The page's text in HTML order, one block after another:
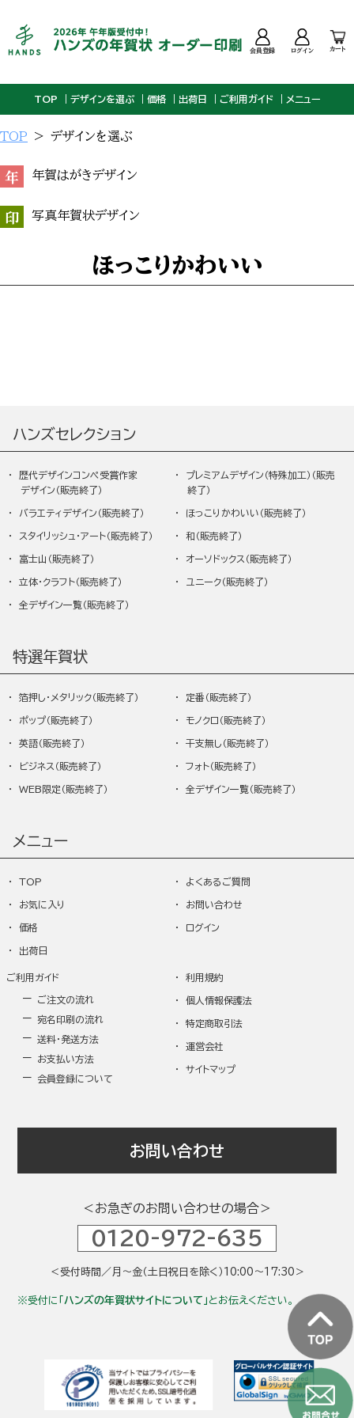
会員登録 ログイン カート
TOP デザインを選ぶ 価格 出荷日 ご利用ガイド メニュー
TOP デザインを選ぶ
年 年賀はがきデザイン
印 写真年賀状デザイン
ほっこりかわいい
ハンズセレクション
歴代デザインコンペ受賞作家
デザイン
プレミアムデザイン（特殊加工）
バラエティデザイン ほっこりかわいい
スタイリッシュ・アート 和
富士山 オーソドックス
立体・クラフト ユニーク
全デザイン一覧
特選年賀状
箔押し・メタリック 定番
ポップ モノクロ
英語 干支無し
ビジネス フォト
WEB限定 全デザイン一覧
メニュー
TOP よくあるご質問
お気に入り お問い合わせ
価格 ログイン
出荷日
ご利用ガイド
ご注文の流れ
宛名印刷の流れ
送料・発送方法
お支払い方法
会員登録について
利用規約
個人情報保護法
特定商取引法
運営会社
サイトマップ
お問い合わせ
＜お急ぎのお問い合わせの場合＞
0120-972-635
＜受付時間／月～金（土日祝日を除く）10:00～17:30＞
受付に 「ハンズの年賀状サイトについて」 とお伝えください。